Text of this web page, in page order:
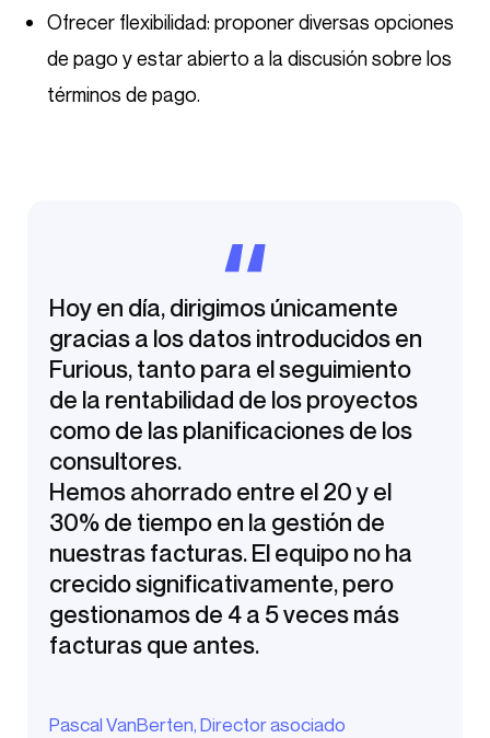
Ofrecer flexibilidad: proponer diversas opciones
de pago y estar abierto a la discusión sobre los
términos de pago.
Hoy en día, dirigimos únicamente
gracias a los datos introducidos en
Furious, tanto para el seguimiento
de la rentabilidad de los proyectos
como de las planificaciones de los
consultores.
Hemos ahorrado entre el 20 y el
30% de tiempo en la gestión de
nuestras facturas. El equipo no ha
crecido significativamente, pero
gestionamos de 4 a 5 veces más
facturas que antes.
Pascal VanBerten, Director asociado